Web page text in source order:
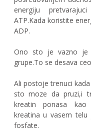
energiju
ATP.Kada koristite
ADP.
Ono sto je vazno je
grupe.To se desava
Ali postoje trenuci
sto moze da pruzi,i
kreatin ponasa kao
kreatina u vasem telu
fosfate.